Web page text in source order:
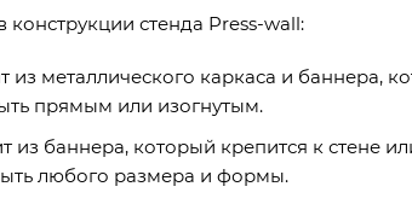
конструкции стенда Press-wall:
из металлического каркаса и баннера,
прямым или изогнутым.
из баннера, который крепится к стене
любого размера и формы.